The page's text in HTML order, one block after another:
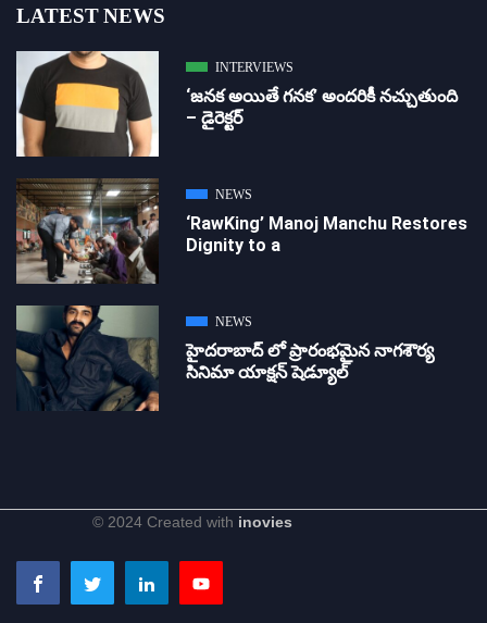
LATEST NEWS
INTERVIEWS
‘జ‌న‌క అయితే గ‌న‌క‌’ అందరికీ నచ్చుతుంది
– డైరెక్ట‌ర్
NEWS
‘RawKing’ Manoj Manchu Restores
Dignity to a
NEWS
హైదరాబాద్ లో ప్రారంభమైన నాగశౌర్య
సినిమా యాక్షన్ షెడ్యూల్
© 2024 Created with inovies